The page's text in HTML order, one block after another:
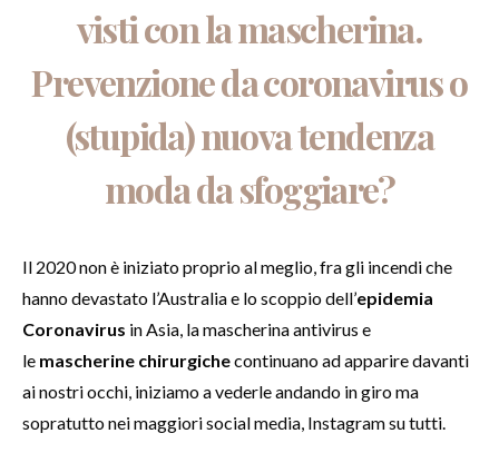
visti con la mascherina.
Prevenzione da coronavirus o
(stupida) nuova tendenza
moda da sfoggiare?
Il 2020 non è iniziato proprio al meglio, fra gli incendi che
hanno devastato l’Australia e lo scoppio dell’epidemia
Coronavirus in Asia, la mascherina antivirus e
le mascherine chirurgichecontinuano ad apparire davanti
ai nostri occhi, iniziamo a vederle andando in giro ma
sopratutto nei maggiori social media, Instagram su tutti.